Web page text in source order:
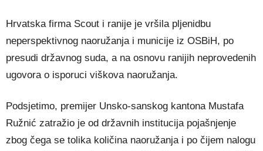
Hrvatska firma Scout i ranije je vršila pljenidbu
neperspektivnog naoružanja i municije iz OSBiH, po
presudi državnog suda, a na osnovu ranijih neprovedenih
ugovora o isporuci viškova naoružanja.
Podsjetimo, premijer Unsko-sanskog kantona Mustafa
Ružnić zatražio je od državnih institucija pojašnjenje
zbog čega se tolika količina naoružanja i po čijem nalogu